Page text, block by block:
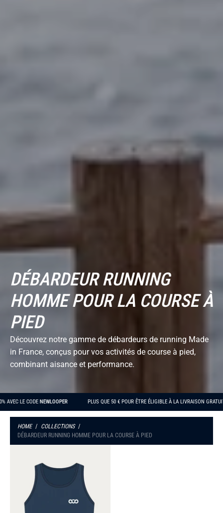
DÉBARDEUR RUNNING
HOMME POUR LA COURSE À
PIED
Découvrez notre gamme de débardeurs de running Made
in France, conçus pour vos activités de course à pied,
combinant aisance et performance.
10% AVEC LE CODENEWLOOPER PLUS QUE 50 €POUR ÊTRE ÉLIGIBLE À LA LIVRAISON
HOME / COLLECTIONS /
DÉBARDEUR RUNNING HOMME POUR LA COURSE À PIED
Running
Top
Made